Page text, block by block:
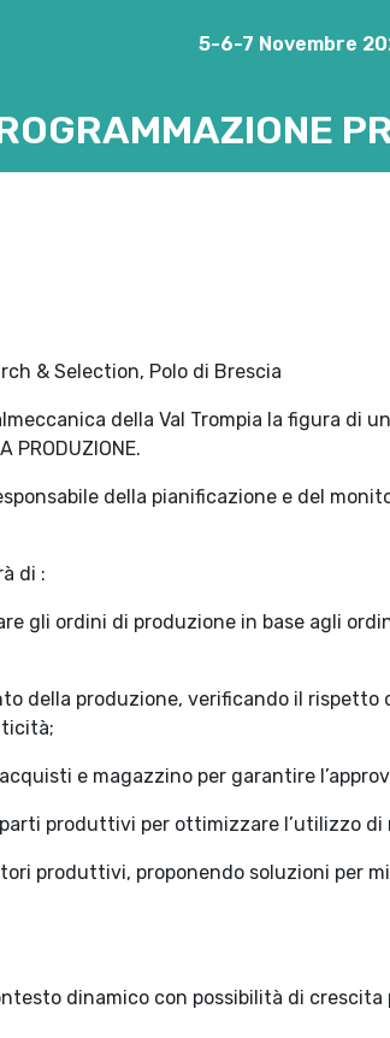
5-6-7 Novembre
& Selection, Polo di Brescia
della Val Trompia la figura di un
PRODUZIONE.
della pianificazione e del
di :
gli ordini di produzione in base agli
della produzione, verificando il rispetto
e magazzino per garantire
produttivi per ottimizzare l’utilizzo di
produttivi, proponendo soluzioni per
dinamico con possibilità di crescita